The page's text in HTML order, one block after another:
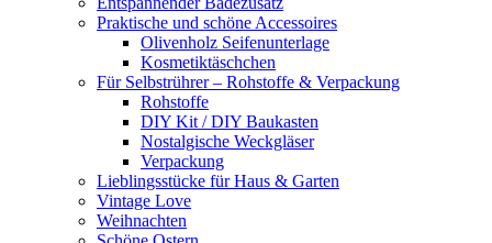
Praktische und schöne Accessoires
Olivenholz Seifenunterlage
Kosmetiktäschchen
Für Selbstrührer – Rohstoffe & Verpackung
Rohstoffe
DIY Kit / DIY Baukasten
Nostalgische Weckgläser
Verpackung
Lieblingsstücke für Haus & Garten
Vintage Love
Weihnachten